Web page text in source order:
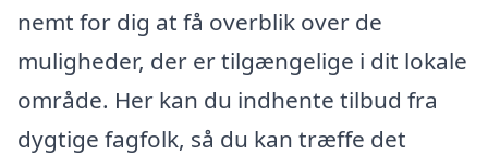
nemt for dig at få overblik over de
muligheder, der er tilgængelige i dit lokale
område. Her kan du indhente tilbud fra
dygtige fagfolk, så du kan træffe det